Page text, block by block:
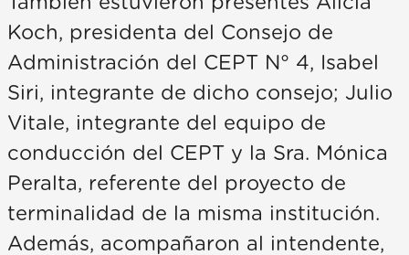
Koch, presidenta del Consejo de
Administración del CEPT N° 4, Isabel
Siri, integrante de dicho consejo; Julio
Vitale, integrante del equipo de
conducción del CEPT y la Sra. Mónica
Peralta, referente del proyecto de
terminalidad de la misma institución.
Además, acompañaron al intendente,